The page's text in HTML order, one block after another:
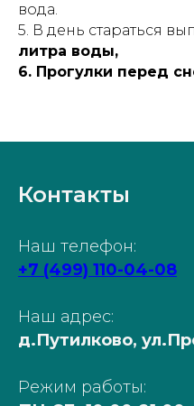
вода.
5. В день стараться
литра воды,
6. Прогулки перед
Контакты
Наш телефон:
+7 (499) 110-04-08
Наш адрес:
д.Путилково,
Режим работы: